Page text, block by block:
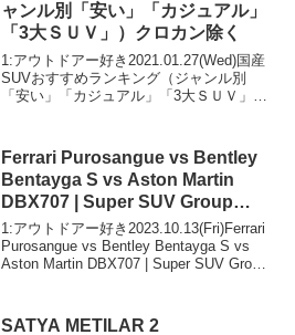
ャンル別「安い」「カジュアル」
「3大ＳＵＶ」）クロカン除く
1:アウトドアー好き2021.01.27(Wed)国産
SUVおすすめランキング（ジャンル別
「安い」「カジュアル」「3大ＳＵＶ」）
2021.01.27(Wed)この動画は...
Ferrari Purosangue vs Bentley
Bentayga S vs Aston Martin
DBX707 | Super SUV Group
Test
1:アウトドアー好き2023.10.13(Fri)Ferrari
Purosangue vs Bentley Bentayga S vs
Aston Martin DBX707 | Super SUV Group
SATYA METILAR 2